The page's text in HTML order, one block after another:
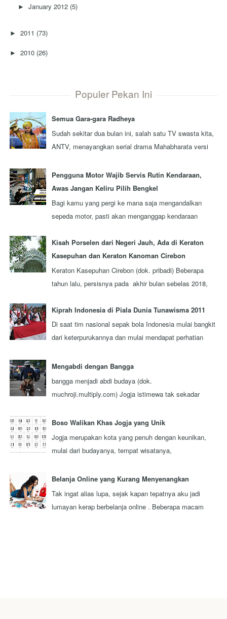
►January 2012 (5)
►2011 (73)
►2010 (26)
Populer Pekan Ini
Semua Gara-gara Radheya
Sudah sekitar dua bulan ini, salah satu TV swasta kita,
ANTV, menayangkan serial drama Mahabharata versi
Pengguna Motor Wajib Servis Rutin Kendaraan,
Awas Jangan Keliru Pilih Bengkel
Bagi kamu yang pergi ke mana saja mengandalkan
sepeda motor, pasti akan menganggap kendaraan
Kisah Porselen dari Negeri Jauh, Ada di Keraton
Kasepuhan dan Keraton Kanoman Cirebon
Keraton Kasepuhan Cirebon (dok. pribadi) Beberapa
tahun lalu, persisnya pada akhir bulan sebelas 2018,
Kiprah Indonesia di Piala Dunia Tunawisma 2011
Di saat tim nasional sepak bola Indonesia mulai bangkit
dari keterpurukannya dan mulai mendapat perhatian
Mengabdi dengan Bangga
bangga menjadi abdi budaya (dok.
muchroji.multiply.com) Jogja istimewa tak sekadar
keistim...
Boso Walikan Khas Jogja yang Unik
Jogja merupakan kota yang penuh dengan keunikan,
mulai dari budayanya, tempat wisatanya,
Belanja Online yang Kurang Menyenangkan
Tak ingat alias lupa, sejak kapan tepatnya aku jadi
lumayan kerap berbelanja online . Beberapa macam